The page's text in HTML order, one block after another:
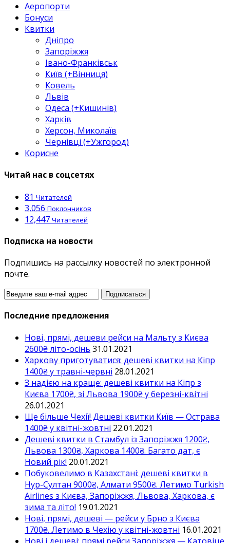
Аеропорти
Бонуси
Квитки
Дніпро
Запоріжжя
Івано-Франківськ
Київ (+Вінниця)
Ковель
Львів
Одеса (+Кишинів)
Харків
Херсон, Миколаїв
Чернівці (+Ужгород)
Корисне
Читай нас в соцсетях
81 Читателей
3,056 Поклонников
12,447 Читателей
Подписка на новости
Подпишись на рассылку новостей по электронной
почте.
Последние предложения
Нові, прямі, дешеви рейси на Мальту з Києва
2600₴ літо-осінь 31.01.2021
Харкову приготуватися: дешеві квитки на Кіпр
1400₴ у травні-червні 28.01.2021
З надією на краще: дешеві квитки на Кіпр з
Києва 1700₴, зі Львова 1900₴ у березні-квітні
26.01.2021
Ще більше Чехії! Дешеві квитки Київ — Острава
1400₴ у квітні-жовтні 22.01.2021
Дешеві квитки в Стамбул із Запоріжжя 1200₴,
Львова 1300₴, Харкова 1400₴. Багато дат, є
Новий рік! 20.01.2021
Побуковелимо в Казахстані: дешеві квитки в
Нур-Султан 9000₴, Алмати 9500₴. Летимо Turkish
Airlines з Києва, Запоріжжя, Львова, Харкова, є
зима та літо! 19.01.2021
Нові, прямі, дешеві — рейси у Брно з Києва
1700₴. Летимо в Чехію у квітні-жовтні 16.01.2021